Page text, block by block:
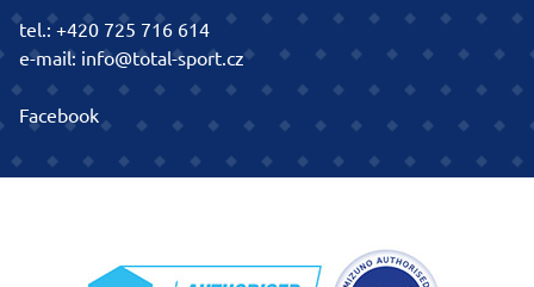
tel.:+420 725 716 614
e-mail: info@total-sport.cz
Facebook